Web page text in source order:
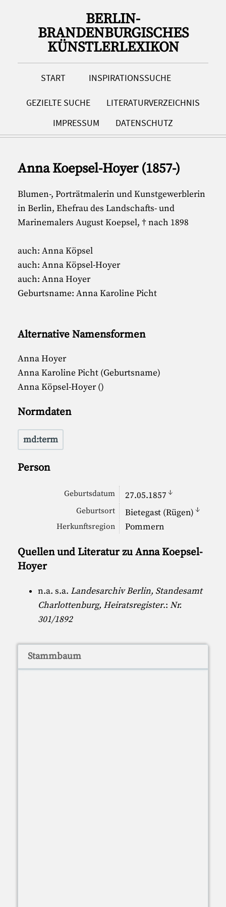
BERLIN-
BRANDENBURGISCHES
KÜNSTLERLEXIKON
START INSPIRATIONSSUCHE
GEZIELTE SUCHE
LITERATURVERZEICHNIS
IMPRESSUM
DATENSCHUTZ
Anna Koepsel-Hoyer (1857-)
Blumen-, Porträtmalerin und Kunstgewerblerin
in Berlin, Ehefrau des Landschafts- und
Marinemalers August Koepsel, † nach 1898
auch: Anna Köpsel
auch: Anna Köpsel-Hoyer
auch: Anna Hoyer
Geburtsname: Anna Karoline Picht
Alternative Namensformen
Anna Hoyer
Anna Karoline Picht (Geburtsname)
Anna Köpsel-Hoyer ()
Normdaten
md:term
Person
Geburtsdatum 27.05.1857 ↓
Geburtsort Bietegast (Rügen) ↓
Herkunftsregion Pommern
Quellen und Literatur zu Anna Koepsel-
Hoyer
n.a. s.a. Landesarchiv Berlin, Standesamt
Charlottenburg, Heiratsregister.:Nr.
301/1892
Stammbaum